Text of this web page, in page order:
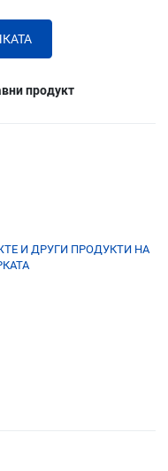
продукт
И ДРУГИ ПРОДУКТИ НА